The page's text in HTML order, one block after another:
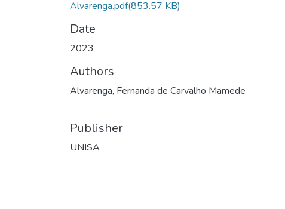
Alvarenga.pdf(853.57 KB)
Date
2023
Authors
Alvarenga, Fernanda de Carvalho Mamede
Publisher
UNISA